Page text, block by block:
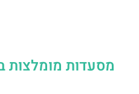
מסעדות מומלצות